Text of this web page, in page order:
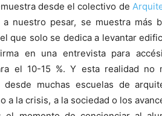
desde el colectivo de
nuestro pesar, se muestra más
que solo se dedica a levantar
en una entrevista para
el 10-15 %. Y esta realidad no
muchas escuelas de
a la crisis, a la sociedad o los